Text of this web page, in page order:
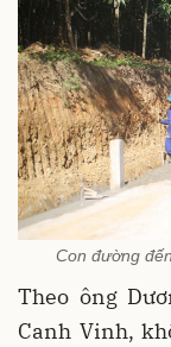
Con đường
Theo ông
Canh Vinh,